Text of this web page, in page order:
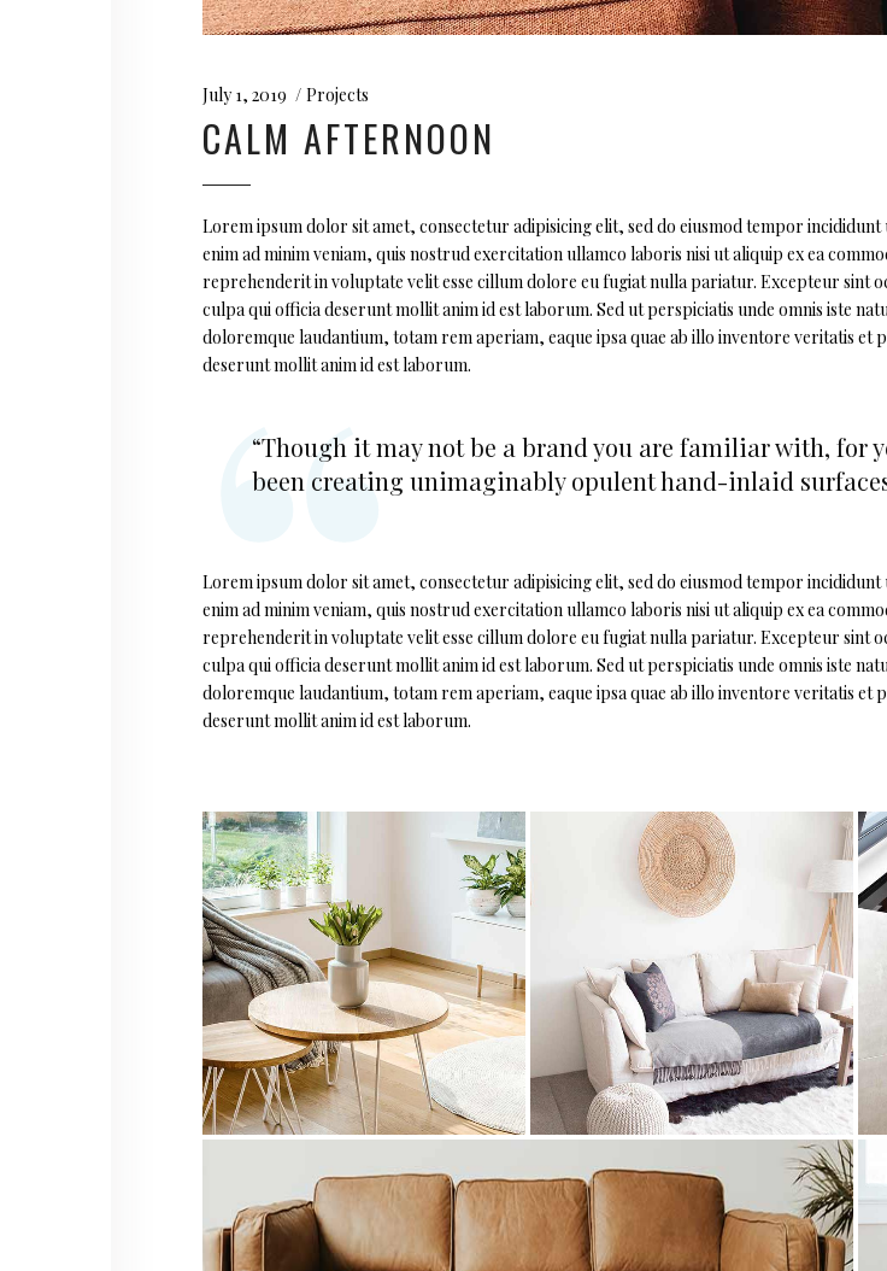
July 1, 2019 Projects
CALM AFTERNOON
Lorem ipsum dolor sit amet, consectetur adipisicing elit, sed do eiusmod tempor
enim ad minim veniam, quis nostrud exercitation ullamco laboris nisi ut aliquip ex ea
reprehenderit in voluptate velit esse cillum dolore eu fugiat nulla pariatur. Excepteur sint
culpa qui officia deserunt mollit anim id est laborum. Sed ut perspiciatis unde omnis iste
doloremque laudantium, totam rem aperiam, eaque ipsa quae ab illo inventore veritatis et
deserunt mollit anim id est laborum.
“Though it may not be a brand you are familiar with, for
been creating unimaginably opulent hand-inlaid
Lorem ipsum dolor sit amet, consectetur adipisicing elit, sed do eiusmod tempor
enim ad minim veniam, quis nostrud exercitation ullamco laboris nisi ut aliquip ex ea
reprehenderit in voluptate velit esse cillum dolore eu fugiat nulla pariatur. Excepteur sint
culpa qui officia deserunt mollit anim id est laborum. Sed ut perspiciatis unde omnis iste
doloremque laudantium, totam rem aperiam, eaque ipsa quae ab illo inventore veritatis et
deserunt mollit anim id est laborum.